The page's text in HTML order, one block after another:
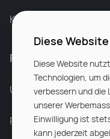
Karriere bei Rocken
Für Unternehmen
Unsere
Partnerunternehmen
Diese
Diese Website
Technologien, um
verbessern und die
unserer
Einwilligung ist
kann jederzeit